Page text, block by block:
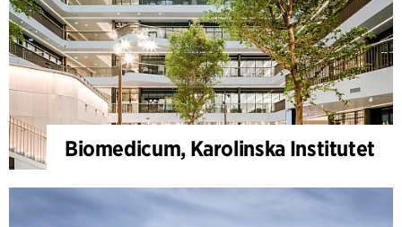
Biomedicum, Karolinska Institutet